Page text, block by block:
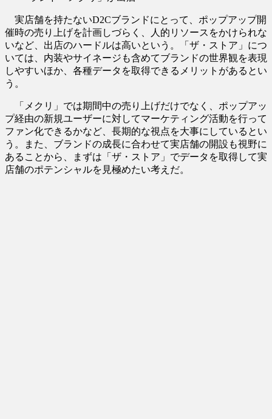
実店舗を持たないD2Cブランドにとって、ポップアップ開
催時の売り上げを計画しづらく、人的リソースをかけられな
いなど、出店のハードルは高いという。「ザ・ストア」につ
いては、内装やサイネージも含めてブランドの世界観を表現
しやすいほか、各種データを取得できるメリットがあるとい
う。
「メクリ」では期間中の売り上げだけでなく、ポップアッ
プ経由の新規ユーザーに対してマーケティング活動を行って
ファン化できるかなど、長期的な視点を大事にしているとい
う。また、ブランドの成長に合わせて実店舗の開設も視野に
あることから、まずは「ザ・ストア」でデータを取得して実
店舗のポテンシャルを見極めたい考えだ。